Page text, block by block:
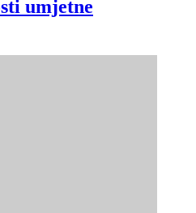
umjetne